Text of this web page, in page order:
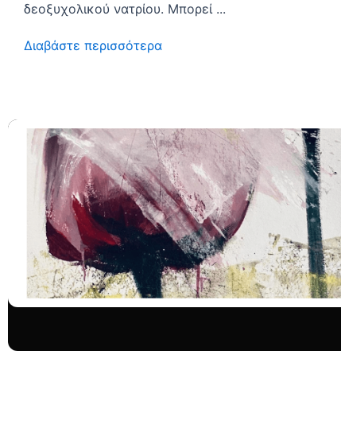
δεοξυχολικού νατρίου. Μπορεί ...
Διαβάστε περισσότερα